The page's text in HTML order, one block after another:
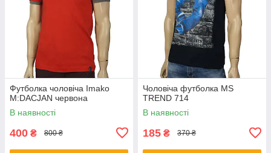
Футболка чоловіча Imako
M:DACJAN червона
В наявності
400 ₴ 800 ₴
Чоловіча футболка MS
TREND 714
В наявності
185 ₴ 370 ₴